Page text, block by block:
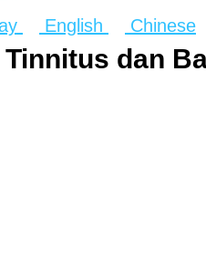
English Chinese
dan